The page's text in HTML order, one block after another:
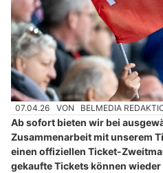
07.04.26 VON BELMEDIA
Ab sofort bieten wir bei
Zusammenarbeit mit unserem
einen offiziellen Ticket-
gekaufte Tickets können